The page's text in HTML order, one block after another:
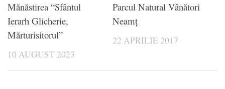
Mănăstirea “Sfântul
Ierarh Glicherie,
Mărturisitorul”
10 AUGUST 2023
Parcul Natural Vânători
Neamţ
22 APRILIE 2017